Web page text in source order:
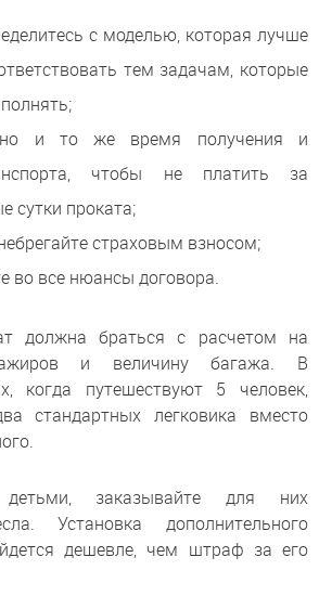
с моделью, которая лучше
тем задачам, которые
и то же время получения и
чтобы не платить за
сутки проката;
страховым взносом;
во все нюансы договора.
должна браться с расчетом на
и величину багажа. В
когда путешествуют 5 человек,
стандартных легковика вместо
заказывайте для них
Установка дополнительного
дешевле, чем штраф за его